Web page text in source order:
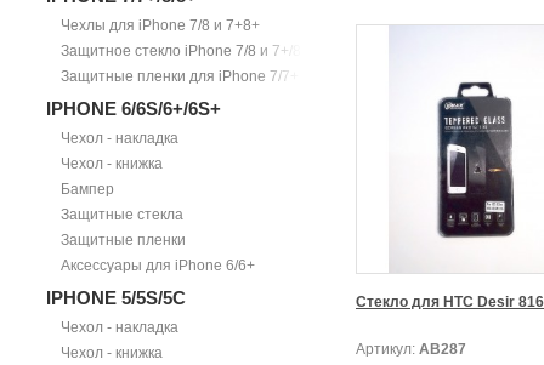
Чехлы для iPhone 7/8 и 7+8+
Защитное стекло iPhone 7/8 и 7+/8+
Защитные пленки для iPhone 7/7+
IPHONE 6/6S/6+/6S+
Чехол - накладка
Чехол - книжка
Бампер
Защитные стекла
Защитные пленки
Аксессуары для iPhone 6/6+
IPHONE 5/5S/5С
Чехол - накладка
Чехол - книжка
Артикул: АВ287